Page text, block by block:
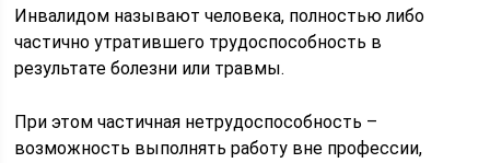
Инвалидом называют человека, полностью либо
частично утратившего трудоспособность в
результате болезни или травмы.
При этом частичная нетрудоспособность –
возможность выполнять работу вне профессии,